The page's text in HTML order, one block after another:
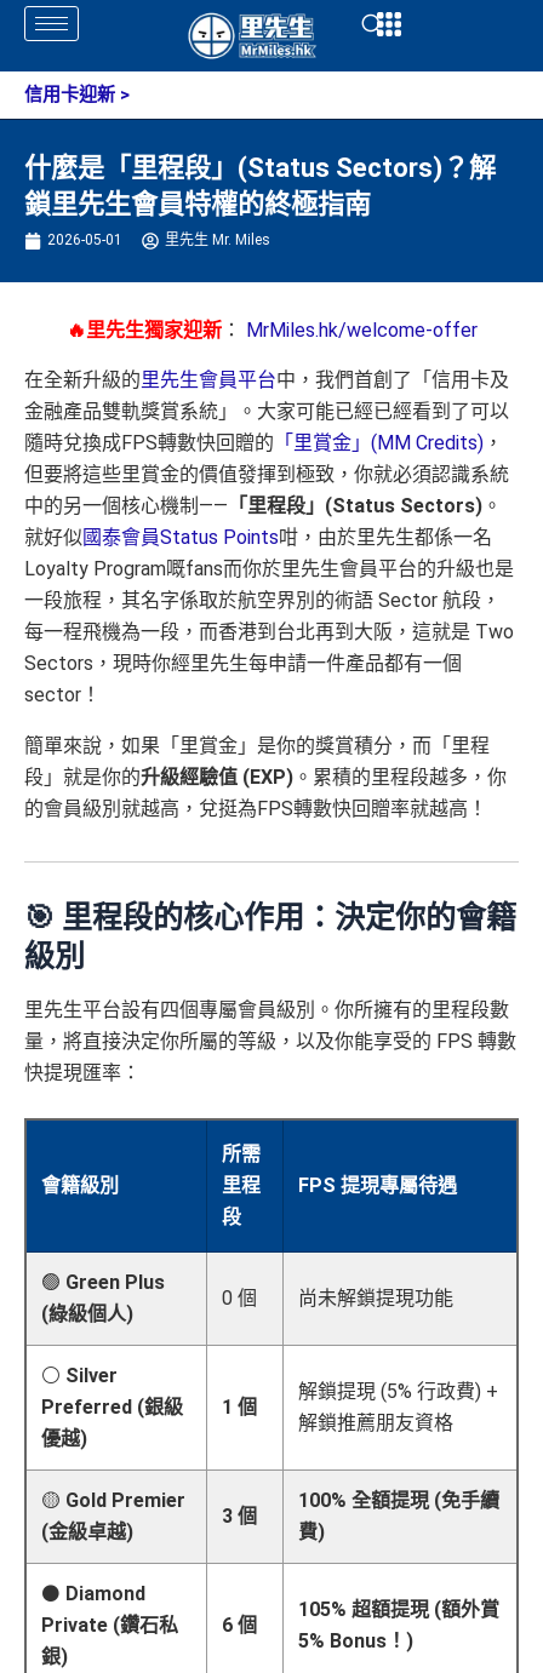
Skip
content
Open
信用卡迎新 >
什麼是「里程段」(Status Sectors)？解
鎖里先生會員特權的終極指南
2026-05-01 里先生 Mr. Miles
🔥里先生獨家迎新： MrMiles.hk/welcome-offer
在全新升級的里先生會員平台中，我們首創了「信用卡及
金融產品雙軌獎賞系統」。大家可能已經已經看到了可以
隨時兌換成FPS轉數快回贈的 「里賞金」(MM Credits) ，
但要將這些里賞金的價值發揮到極致，你就必須認識系統
中的另一個核心機制—— 「里程段」(Status Sectors) 。
就好似 國泰會員Status Points咁，由於里先生都係一名
Loyalty Program嘅fans而你於里先生會員平台的升級也是
一段旅程，其名字係取於航空界別的術語 Sector 航段，
每一程飛機為一段，而香港到台北再到大阪，這就是 Two
Sectors，現時你經里先生每申請一件產品都有一個
sector！
簡單來說，如果「里賞金」是你的獎賞積分，而「里程
段」就是你的升級經驗值 (EXP) 。累積的里程段越多，你
的會員級別就越高，兌挺為FPS轉數快回贈率就越高！
🎯 里程段的核心作用：決定你的會籍
級別
里先生平台設有四個專屬會員級別。你所擁有的里程段數
量，將直接決定你所屬的等級，以及你能享受的 FPS 轉數
快提現匯率：
會籍級別
所需
里程
段
FPS 提現專屬待遇
🟢 Green Plus
(綠級個人)
0 個 尚未解鎖提現功能
⚪ Silver
Preferred (銀級
優越)
1 個
解鎖提現 (5% 行政費) +
解鎖推薦朋友資格
🟡 Gold Premier
(金級卓越)
3 個
100% 全額提現 (免手續
費)
⚫ Diamond
Private (鑽石私
銀)
6 個
105% 超額提現 (額外賞
5% Bonus！)